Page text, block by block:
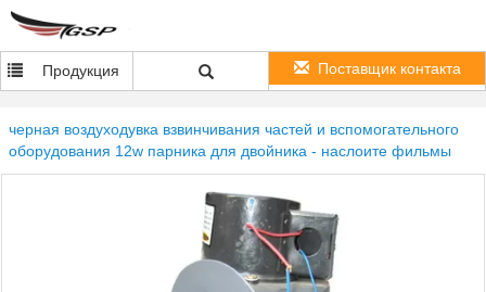
Продукция Поставщик контакта
черная воздуходувка взвинчивания частей и вспомогательного
оборудования 12w парника для двойника - наслоите фильмы